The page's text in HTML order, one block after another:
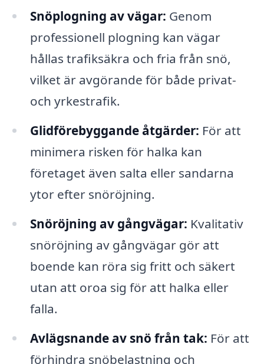
Snöplogning av vägar: Genom
professionell plogning kan vägar
hållas trafiksäkra och fria från snö,
vilket är avgörande för både privat-
och yrkestrafik.
Glidförebyggande åtgärder: För att
minimera risken för halka kan
företaget även salta eller sandarna
ytor efter snöröjning.
Snöröjning av gångvägar: Kvalitativ
snöröjning av gångvägar gör att
boende kan röra sig fritt och säkert
utan att oroa sig för att halka eller
falla.
Avlägsnande av snö från tak: För att
förhindra snöbelastning och